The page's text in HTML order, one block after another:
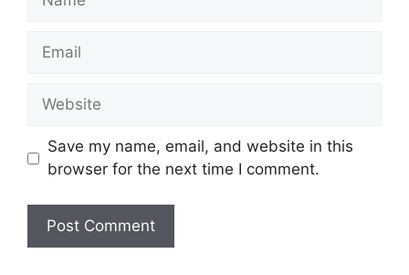
Email
Website
Save my name, email, and website in this
browser for the next time I comment.